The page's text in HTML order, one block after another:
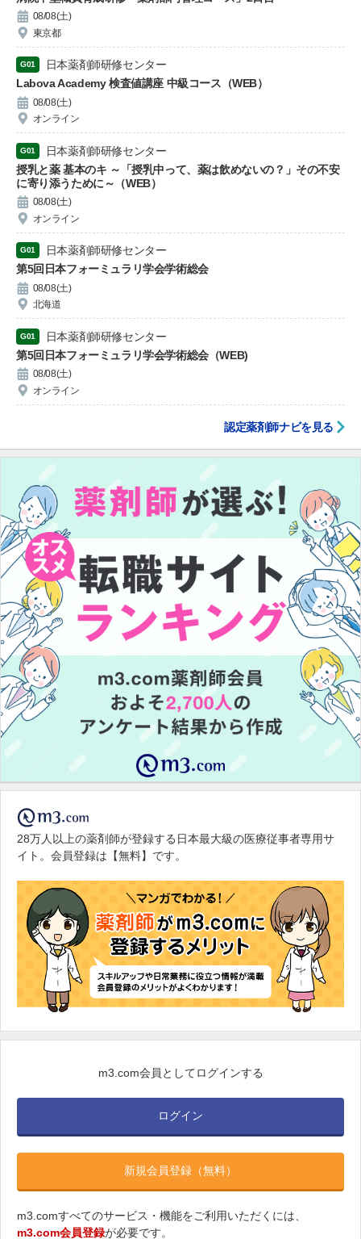
08/08(土)
東京都
G01
日本薬剤師研修センター
Labova Academy 検査値講座 中級コース（WEB）
08/08(土)
オンライン
G01
日本薬剤師研修センター
授乳と薬 基本のキ ～「授乳中って、薬は飲めないの？」その不安
に寄り添うために～（WEB）
08/08(土)
オンライン
G01
日本薬剤師研修センター
第5回日本フォーミュラリ学会学術総会
08/08(土)
北海道
G01
日本薬剤師研修センター
第5回日本フォーミュラリ学会学術総会（WEB)
08/08(土)
オンライン
認定薬剤師ナビを見る
28万人以上の薬剤師が登録する日本最大級の医療従事者専用サ
イト。会員登録は【無料】です。
m3.com会員としてログインする
ログイン
新規会員登録（無料）
m3.comすべてのサービス・機能をご利用いただくには、
m3.com会員登録が必要です。